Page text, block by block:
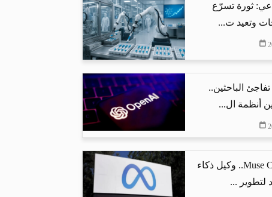
ثورة تسرّع
وتعيد ت...
نماذج OpenAI تفاجئ الباحثين..
أنظمة ال...
ميتا تطلق Muse Code.. وكيل ذكاء
لتطوير ...